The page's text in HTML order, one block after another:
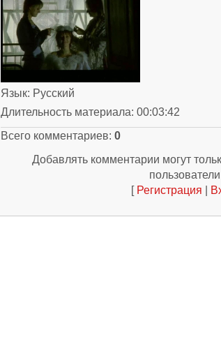
Язык: Русский
Длительность материала: 00:03:42
Всего комментариев: 0
Добавлять комментарии могут
[ Регистрация